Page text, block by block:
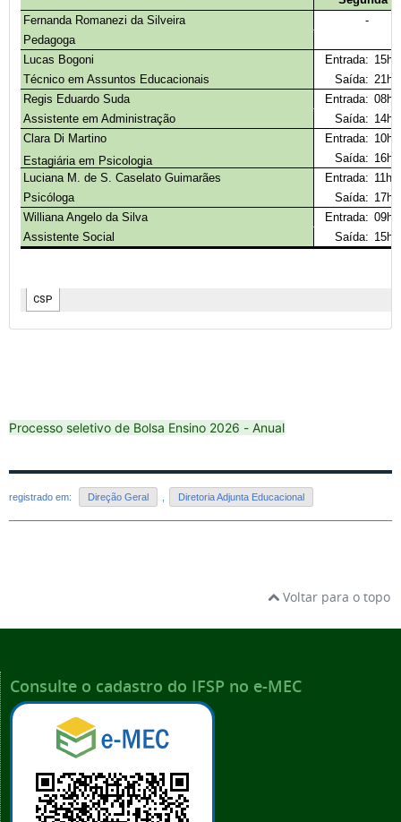
Processo seletivo de Bolsa Ensino 2026 - Anual
registrado em: Direção Geral Diretoria Adjunta Educacional
Voltar para o topo
Consulte o cadastro do IFSP no e-MEC